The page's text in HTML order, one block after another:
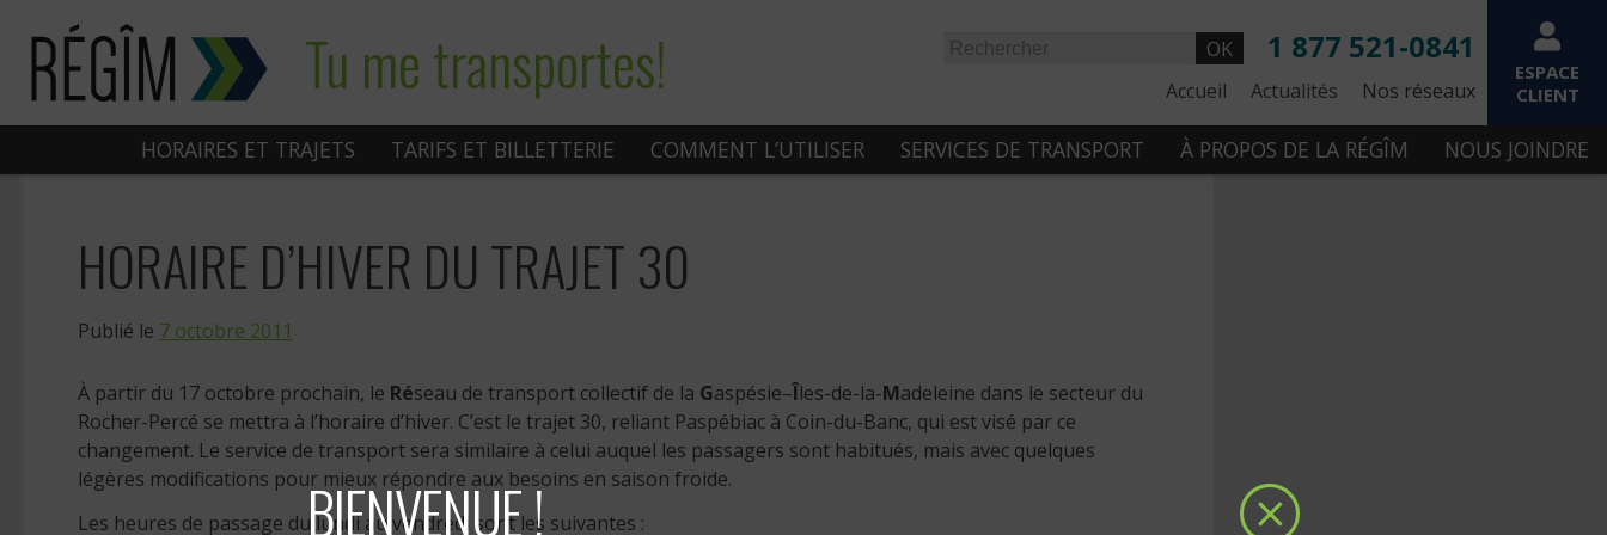
contenu
Tu me transportes!
ESPACE
CLIENT
1 877 521-0841
OK
Nos réseaux
Accueil Actualités
HORAIRES ET TRAJETS TARIFS ET BILLETTERIE COMMENT L’UTILISER SERVICES DE TRANSPORT À PROPOS DE LA RÉGÎM NOUS JOINDRE
HORAIRE D’HIVER DU TRAJET 30
Publié le 7 octobre 2011
À partir du 17 octobre prochain, le Réseau de transport collectif de la Gaspésie–Îles-de-la-Madeleine dans le secteur du
Rocher-Percé se mettra à l’horaire d’hiver. C’est le trajet 30, reliant Paspébiac à Coin-du-Banc, qui est visé par ce
changement. Le service de transport sera similaire à celui auquel les passagers sont habitués, mais avec quelques
légères modifications pour mieux répondre aux besoins en saison froide.
Les heures de passage du lundi au vendredi sont les suivantes :
BIENVENUE !